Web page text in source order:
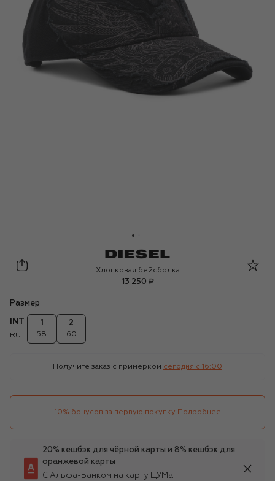
Diesel
Хлопковая бейсболка
13 250 ₽
Размер
INT
RU
1
58
2
60
Получите заказ с примеркой сегодня c 16:00
10% бонусов за первую покупку Подробнее
20% кешбэк для чёрной карты и 8% кешбэк для
оранжевой карты
С Альфа-Банком на карту ЦУМа